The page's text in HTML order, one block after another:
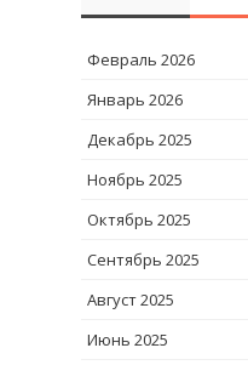
Февраль 2026
Январь 2026
Декабрь 2025
Ноябрь 2025
Октябрь 2025
Сентябрь 2025
Август 2025
Июнь 2025